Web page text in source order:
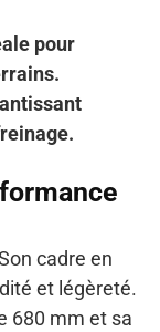
pour
cadre en
et légèreté.
680 mm et sa